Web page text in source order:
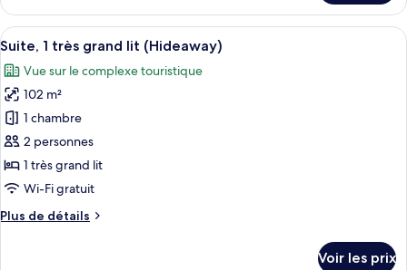
vue
piscine
le
type
de
Chambre
Double,
vue
piscine
Afficher
toutes
les
photos
pour
ce
type
de
chambre :
Suite,
Un salon moderne avec un canapé
12
Suite, 1 très grand lit (Hideaway)
Vue sur le complexe touristique
102 m²
1 chambre
2 personnes
1 très grand lit
Wi-Fi gratuit
Plus de détails
Plus
Voir les prix